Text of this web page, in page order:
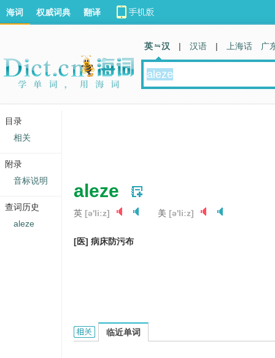
aleze
英 [ə'liːz] 美 [ə'liːz]
[医] 病床防污布
aleze的相关资料：
临近单词
海词 权威词典 翻译
英 汉 | 汉语 | 上海话 广
目录
相关
附录
音标说明
查词历史
aleze